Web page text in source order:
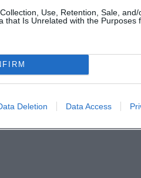
Use, Retention, Sale, and/
that Is Unrelated with the Purposes
Deletion Data Access